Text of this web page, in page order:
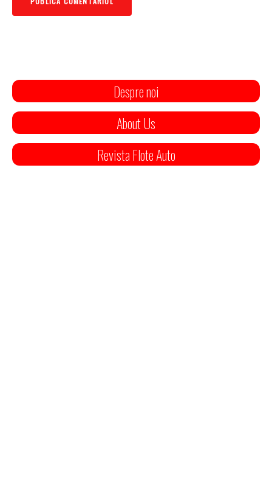
Despre noi
About Us
Revista Flote Auto